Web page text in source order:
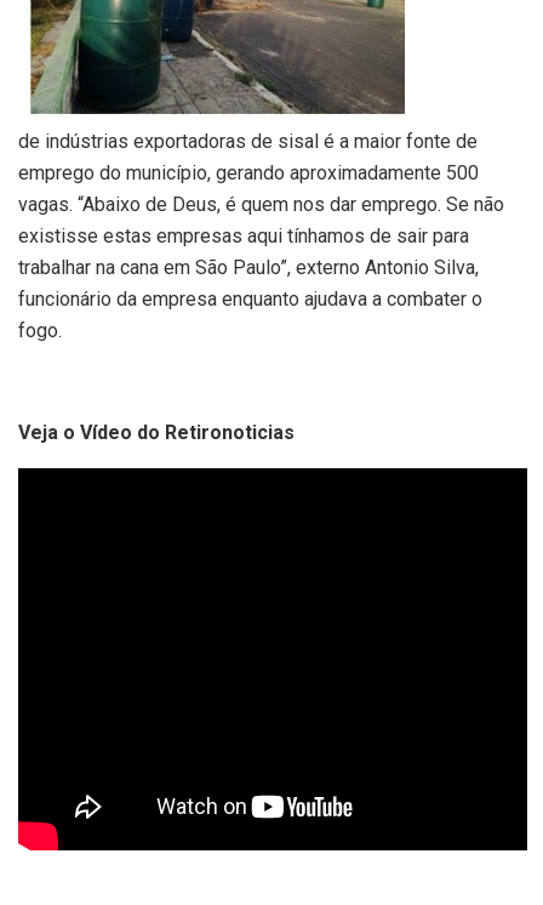
de indústrias exportadoras de sisal é a maior fonte de
emprego do município, gerando aproximadamente 500
vagas. “Abaixo de Deus, é quem nos dar emprego. Se não
existisse estas empresas aqui tínhamos de sair para
trabalhar na cana em São Paulo”, externo Antonio Silva,
funcionário da empresa enquanto ajudava a combater o
fogo.
Veja o Vídeo do Retironoticias